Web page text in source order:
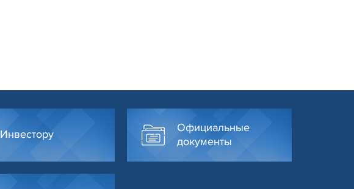
Инвестору
Официальные
документы